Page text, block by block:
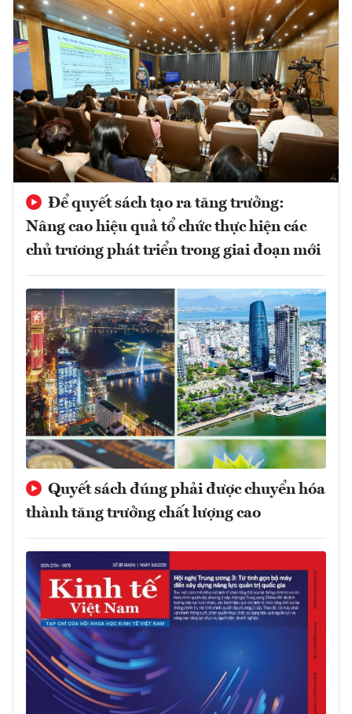
Để quyết sách tạo ra tăng trưởng:
Nâng cao hiệu quả tổ chức thực hiện các
chủ trương phát triển trong giai đoạn mới
Quyết sách đúng phải được chuyển hóa
thành tăng trưởng chất lượng cao